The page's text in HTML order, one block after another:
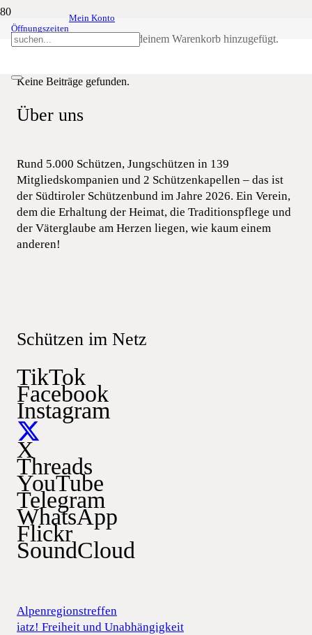
Öffnungszeiten
Mein Konto
wurde deinem Warenkorb hinzugefügt.
Blasmusik
Keine Beiträge gefunden.
Über uns
Rund 5.000 Schützen, Jungschützen in 139
Mitgliedskompanien und 2 Schützenkapellen – das ist
der Südtiroler Schützenbund im Jahre 2026. Ein Verein,
dem die Erhaltung der Heimat, die Traditionspflege und
der Väterglaube am Herzen liegen, wie kaum einem
anderen!
Schützen im Netz
TikTok
Facebook
Instagram
X
Threads
YouTube
Telegram
WhatsApp
Flickr
SoundCloud
Alpenregionstreffen
iatz! Freiheit und Unabhängigkeit